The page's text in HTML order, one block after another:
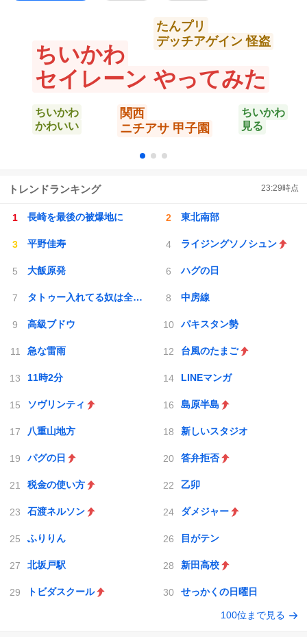
ちいかわ
セイレーン やってみた
関西
ニチアサ 甲子園
たんプリ
デッチアゲイン 怪盗
ちいかわ
かわいい
ちいかわ
見る
トレンドランキング 23:29時点
長崎を最後の被爆地に 東北南部
平野佳寿 ライジングソノシュン
大飯原発 ハグの日
タトゥー入れてる奴は全員バカです 中房線
高級ブドウ パキスタン勢
急な雷雨 台風のたまご
11時2分 LINEマンガ
ソヴリンティ 島原半島
八重山地方 新しいスタジオ
パグの日 答弁拒否
税金の使い方 乙卯
石渡ネルソン ダメジャー
ふりりん 目がテン
北坂戸駅 新田高校
トビダスクール せっかくの日曜日
100位まで見る